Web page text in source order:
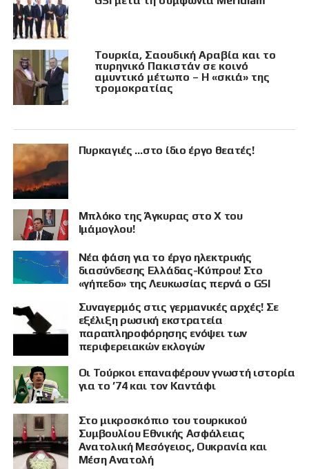
Τουρκία, Σαουδική Αραβία και το
πυρηνικό Πακιστάν σε κοινό
αμυντικό μέτωπο – Η «σκιά» της
τρομοκρατίας
Πυρκαγιές …στο ίδιο έργο θεατές!
Μπλόκο της Άγκυρας στο X του
Ιμάμογλου!
Νέα φάση για το έργο ηλεκτρικής
διασύνδεσης Ελλάδας-Κύπρου! Στο
«γήπεδο» της Λευκωσίας περνά ο GSI
Συναγερμός στις γερμανικές αρχές! Σε
εξέλιξη ρωσική εκστρατεία
παραπληροφόρησης ενόψει των
περιφερειακών εκλογών
Οι Τούρκοι επαναφέρουν γνωστή ιστορία
για το ’74 και τον Καντάφι
Στο μικροσκόπιο του τουρκικού
Συμβουλίου Εθνικής Ασφάλειας
Ανατολική Μεσόγειος, Ουκρανία και
Μέση Ανατολή